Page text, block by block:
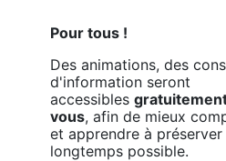
Pour tous !
Des animations, des
d'information seront
accessibles
vous, afin de mieux
et apprendre à
longtemps possible.